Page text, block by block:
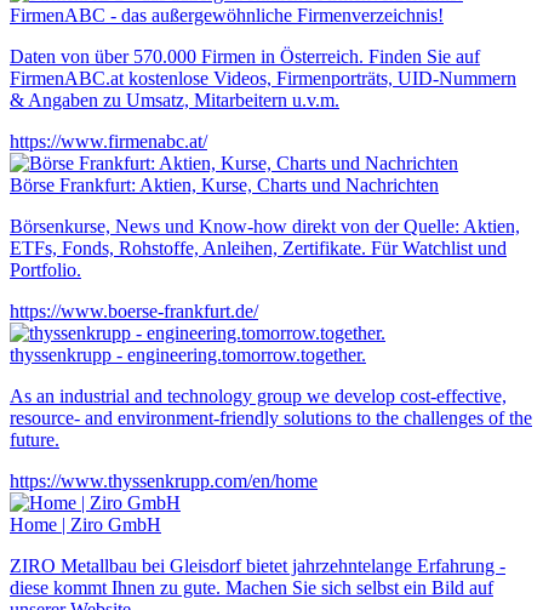
FirmenABC - das außergewöhnliche Firmenverzeichnis!
Daten von über 570.000 Firmen in Österreich. Finden Sie auf
FirmenABC.at kostenlose Videos, Firmenporträts, UID-Nummern
& Angaben zu Umsatz, Mitarbeitern u.v.m.
https://www.firmenabc.at/
Börse Frankfurt: Aktien, Kurse, Charts und Nachrichten
Börsenkurse, News und Know-how direkt von der Quelle: Aktien,
ETFs, Fonds, Rohstoffe, Anleihen, Zertifikate. Für Watchlist und
Portfolio.
https://www.boerse-frankfurt.de/
thyssenkrupp - engineering.tomorrow.together.
As an industrial and technology group we develop cost-effective,
resource- and environment-friendly solutions to the challenges of the
future.
https://www.thyssenkrupp.com/en/home
Home | Ziro GmbH
ZIRO Metallbau bei Gleisdorf bietet jahrzehntelange Erfahrung -
diese kommt Ihnen zu gute. Machen Sie sich selbst ein Bild auf